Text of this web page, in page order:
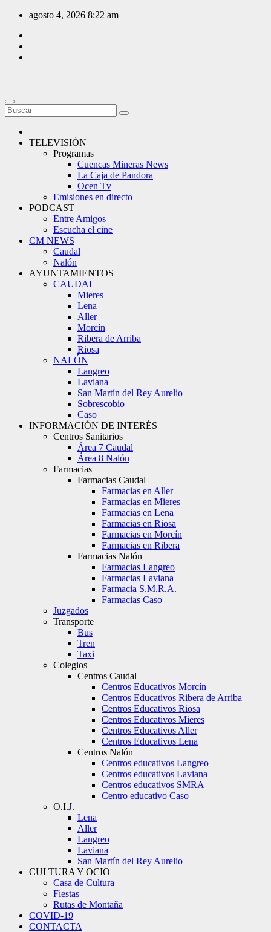
Saltar
contenido
agosto 4, 2026 8:22 am
TELEVISIÓN
Programas
Cuencas Mineras News
La Caja de Pandora
Ocen Tv
Emisiones en directo
PODCAST
Entre Amigos
Escucha el cine
CM NEWS
Caudal
Nalón
AYUNTAMIENTOS
CAUDAL
Mieres
Lena
Aller
Morcín
Ribera de Arriba
Riosa
NALÓN
Langreo
Laviana
San Martín del Rey Aurelio
Sobrescobio
Caso
INFORMACIÓN DE INTERÉS
Centros Sanitarios
Área 7 Caudal
Área 8 Nalón
Farmacias
Farmacias Caudal
Farmacias en Aller
Farmacias en Mieres
Farmacias en Lena
Farmacias en Riosa
Farmacias en Morcín
Farmacias en Ribera
Farmacias Nalón
Farmacias Langreo
Farmacias Laviana
Farmacia S.M.R.A.
Farmacias Caso
Juzgados
Transporte
Bus
Tren
Taxi
Colegios
Centros Caudal
Centros Educativos Morcín
Centros Educativos Ribera de Arriba
Centros Educativos Riosa
Centros Educativos Mieres
Centros Educativos Aller
Centros Educativos Lena
Centros Nalón
Centros educativos Langreo
Centros educativos Laviana
Centros educativos SMRA
Centro educativo Caso
O.I.J.
Lena
Aller
Langreo
Laviana
San Martín del Rey Aurelio
CULTURA Y OCIO
Casa de Cultura
Fiestas
Rutas de Montaña
COVID-19
CONTACTA